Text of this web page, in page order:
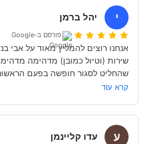
י יהל ברמן
פורסם ב-Google
קרא עוד
ע עדו קליינמן